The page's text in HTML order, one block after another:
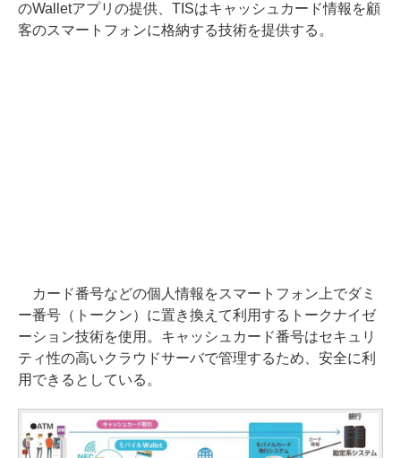
のWalletアプリの提供、TISはキャッシュカード情報を顧
客のスマートフォンに格納する技術を提供する。
カード番号などの個人情報をスマートフォン上でダミ
ー番号（トークン）に置き換えて利用するトークナイゼ
ーション技術を使用。キャッシュカード番号はセキュリ
ティ性の高いクラウドサーバで管理するため、安全に利
用できるとしている。